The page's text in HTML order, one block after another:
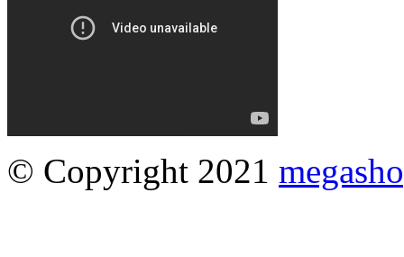
© Copyright 2021